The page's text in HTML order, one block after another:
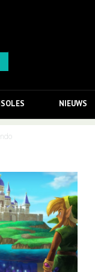
NIEUWS